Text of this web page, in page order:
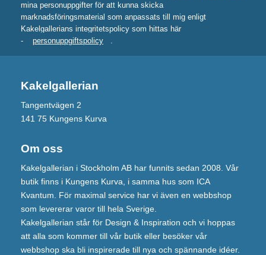
mina personuppgifter för att kunna skicka
marknadsföringsmaterial som anpassats till mig enligt
Kakelgallerians integritetspolicy som hittas här
-
personuppgiftspolicy .
Kakelgallerian
Tangentvägen 2
141 75 Kungens Kurva
Om oss
Kakelgallerian i Stockholm AB har funnits sedan 2008. Vår
butik finns i Kungens Kurva, i samma hus som ICA
Kvantum. För maximal service har vi även en webbshop
som levererar varor till hela Sverige.
Kakelgallerian står för Design & Inspiration och vi hoppas
att alla som kommer till vår butik eller besöker vår
webbshop ska bli inspirerade till nya och spännande idéer.